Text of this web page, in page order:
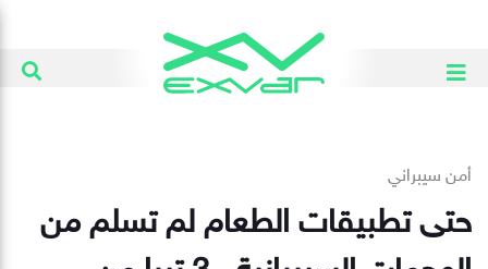
أمن سيبراني
حتى تطبيقات الطعام لم تسلم من